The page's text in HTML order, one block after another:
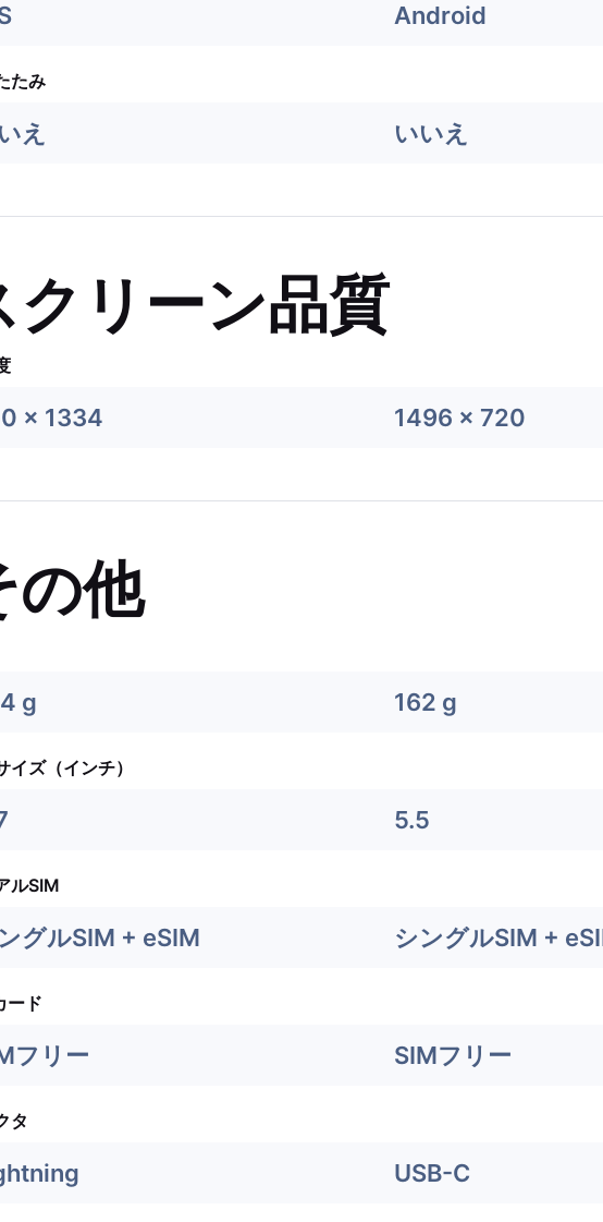
Android
たみ
え いいえ
クリーン品質
x 1334 1496 x 720
の他
g 162 g
イズ（インチ）
5.5
ルSIM
グルSIM + eSIM シングルSIM +
ード
フリー SIMフリー
タ
USB-C